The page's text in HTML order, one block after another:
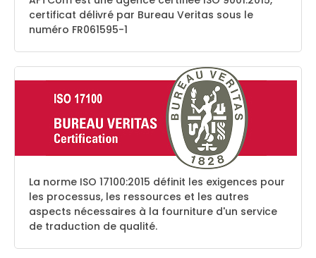
certificat délivré par Bureau Veritas sous le
numéro FR061595-1
La norme ISO 17100:2015 définit les exigences pour
les processus, les ressources et les autres
aspects nécessaires à la fourniture d'un service
de traduction de qualité.